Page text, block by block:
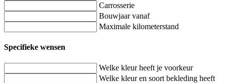
Carrosserie
Bouwjaar vanaf
Maximale kilometerstand
Specifieke wensen
Welke kleur heeft je voorkeur
Welke kleur en soort bekleding heeft